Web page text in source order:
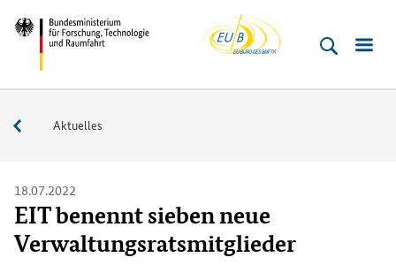
Direkt
zum
Inhalt
(Eingabetaste)
Direkt
zum
Hauptmenu
(Eingabetaste)
Direkt
zur
Suche
(Eingabetaste)
Direkt
zur
Fußleiste
(Enter)
Bundesministerium
Technologie
Buero
Service
Aktuelles
18.07.2022
EIT benennt sieben neue
Verwaltungsratsmitglieder